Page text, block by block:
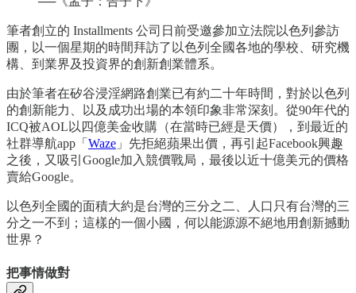
筆者創立的 Installments 公司日前受邀參加立法院以色列參訪
團，以一個星期的時間拜訪了以色列全國各地的學校、研究機
構、到業界及投資界的創新創業體系。
由於筆者在矽谷浸淫網路創業已有約二十年時間，對於以色列
的創新能力、以及成功出場的本領印象非常深刻。從90年代的
ICQ被AOL以四億美金收購（在當時已經是天價），到最近的
社群導航app「 Waze 」先拒絕蘋果出價，再引起Facebook興趣
之後，又吸引Google加入競價戰局，最後以近十億美元的價格
賣給Google。
以色列全國的面積大約是台灣的三分之二、人口只有台灣的三
分之一不到；這樣的一個小國，何以能源源不絕地用創新撼動
世界？
把事情做對